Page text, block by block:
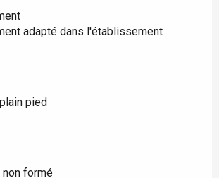
adapté dans l'établissement
pied
non formé